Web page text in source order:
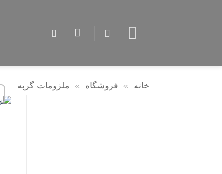
خانه » فروشگاه » ملزومات گربه